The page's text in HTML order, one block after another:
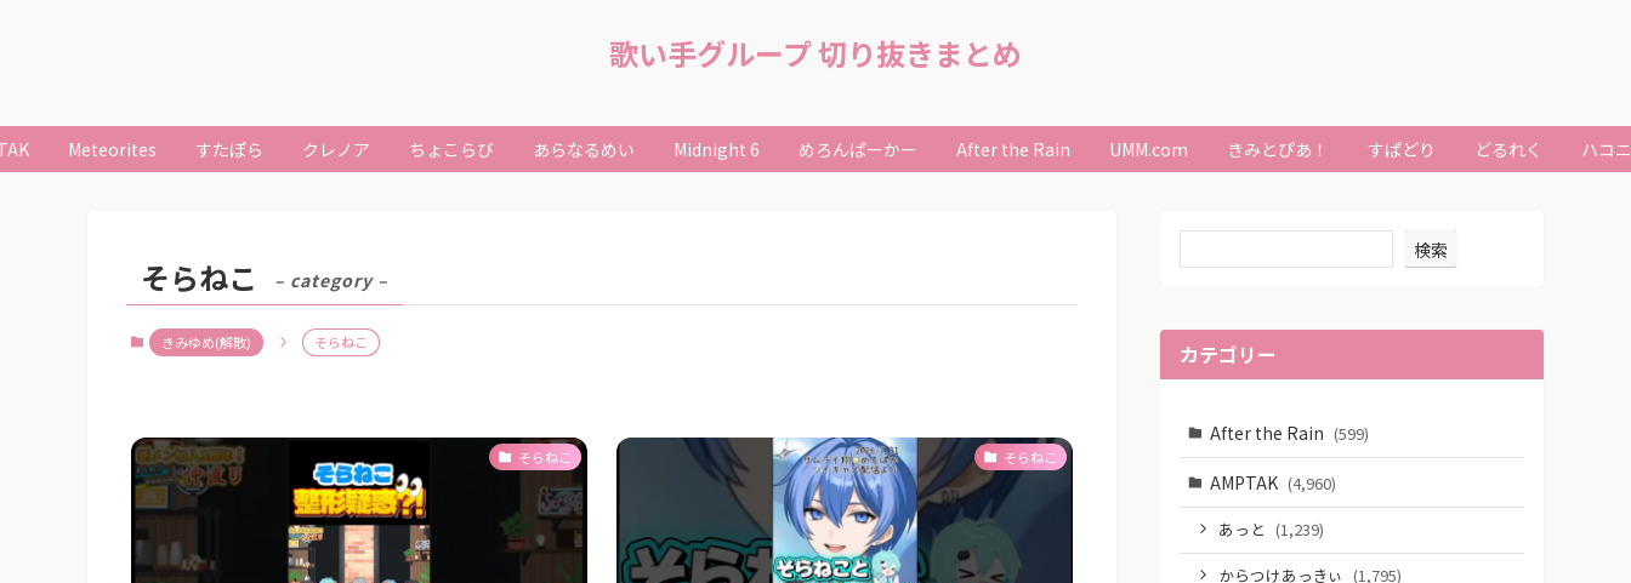
歌い手グループ 切り抜きまとめ
Meteorites すたぽら クレノア ちょこらび あらなるめい Midnight 6 めろんぱーかー After the Rain UMM.com きみとぴあ！ すぱどり どるれく ハコ
そらねこ – category –
きみゆめ(解散) そらねこ
そらねこ そらねこ
検索
カテゴリー
After the Rain (599)
AMPTAK (4,960)
あっと (1,239)
からつけあっきぃ (1,795)